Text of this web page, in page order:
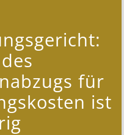
für
ist